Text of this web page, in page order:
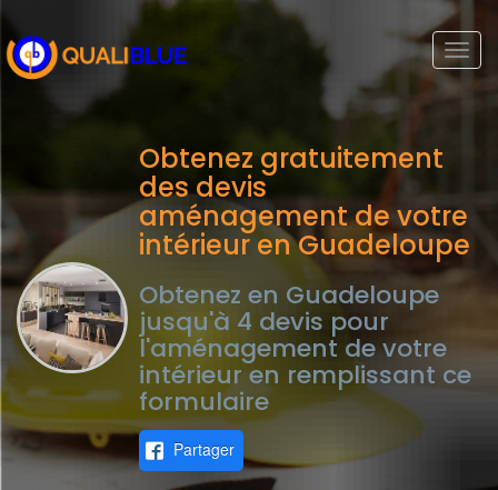
Obtenez gratuitement
des devis
aménagement de votre
intérieur en Guadeloupe
Obtenez en Guadeloupe
jusqu'à 4 devis pour
l'aménagement de votre
intérieur en remplissant ce
formulaire
Partager